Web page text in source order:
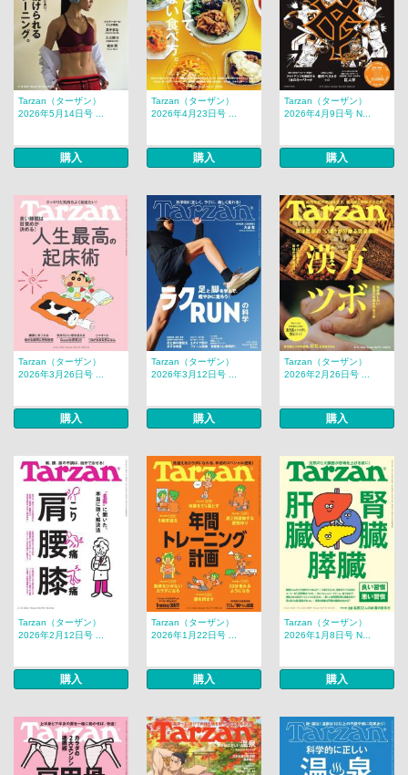
Tarzan（ターザン）
2026年5月14日号 ...
購入
Tarzan（ターザン）
2026年4月23日号 ...
購入
Tarzan（ターザン）
2026年4月9日号 N...
購入
Tarzan（ターザン）
2026年3月26日号 ...
購入
Tarzan（ターザン）
2026年3月12日号 ...
購入
Tarzan（ターザン）
2026年2月26日号 ...
購入
Tarzan（ターザン）
2026年2月12日号 ...
購入
Tarzan（ターザン）
2026年1月22日号 ...
購入
Tarzan（ターザン）
2026年1月8日号 N...
購入